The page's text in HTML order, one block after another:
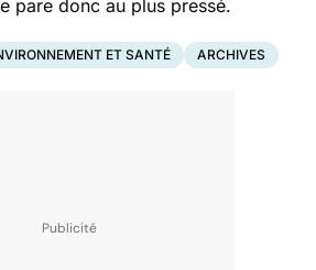
pare donc au plus pressé.
ET SANTÉ ARCHIVES